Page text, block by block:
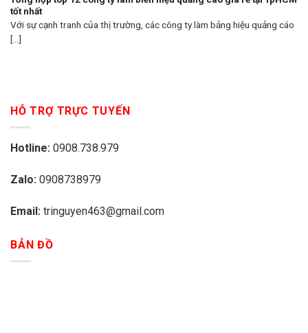
tốt nhất
Với sự cạnh tranh của thị trường, các công ty làm bảng hiệu quảng cáo
[...]
HỖ TRỢ TRỰC TUYẾN
Hotline: 0908.738.979
Zalo: 0908738979
Email: tringuyen463@gmail.com
BẢN ĐỒ